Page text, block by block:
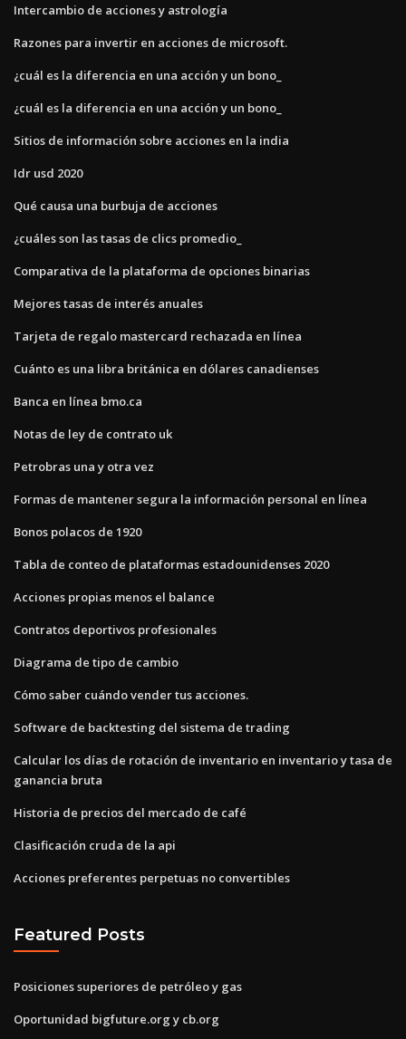
Intercambio de acciones y astrología
Razones para invertir en acciones de microsoft.
¿cuál es la diferencia en una acción y un bono_
¿cuál es la diferencia en una acción y un bono_
Sitios de información sobre acciones en la india
Idr usd 2020
Qué causa una burbuja de acciones
¿cuáles son las tasas de clics promedio_
Comparativa de la plataforma de opciones binarias
Mejores tasas de interés anuales
Tarjeta de regalo mastercard rechazada en línea
Cuánto es una libra británica en dólares canadienses
Banca en línea bmo.ca
Notas de ley de contrato uk
Petrobras una y otra vez
Formas de mantener segura la información personal en línea
Bonos polacos de 1920
Tabla de conteo de plataformas estadounidenses 2020
Acciones propias menos el balance
Contratos deportivos profesionales
Diagrama de tipo de cambio
Cómo saber cuándo vender tus acciones.
Software de backtesting del sistema de trading
Calcular los días de rotación de inventario en inventario y tasa de
ganancia bruta
Historia de precios del mercado de café
Clasificación cruda de la api
Acciones preferentes perpetuas no convertibles
Featured Posts
Posiciones superiores de petróleo y gas
Oportunidad bigfuture.org y cb.org